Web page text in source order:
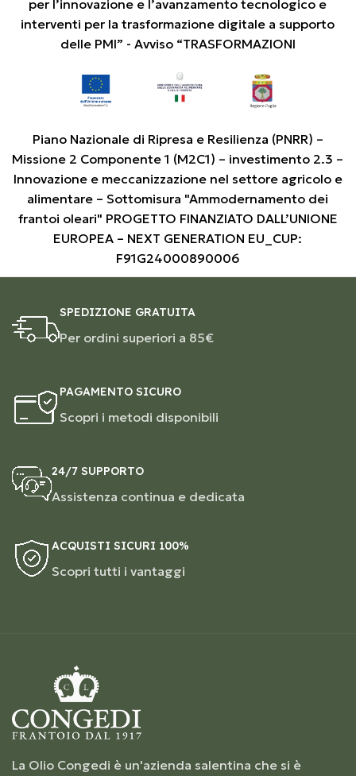
per l’innovazione e l’avanzamento tecnologico e
interventi per la trasformazione digitale a supporto
delle PMI” - Avviso “TRASFORMAZIONI
Piano Nazionale di Ripresa e Resilienza (PNRR) –
Missione 2 Componente 1 (M2C1) – investimento 2.3 –
Innovazione e meccanizzazione nel settore agricolo e
alimentare – Sottomisura "Ammodernamento dei
frantoi oleari" PROGETTO FINANZIATO DALL’UNIONE
EUROPEA – NEXT GENERATION EU_CUP:
F91G24000890006
SPEDIZIONE GRATUITA
Per ordini superiori a 85€
PAGAMENTO SICURO
Scopri i metodi disponibili
24/7 SUPPORTO
Assistenza continua e dedicata
ACQUISTI SICURI 100%
Scopri tutti i vantaggi
La Olio Congedi è un'azienda salentina che si è